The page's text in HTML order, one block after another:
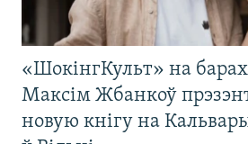
«ШокінгКульт» на
Максім Жбанкоў
новую кнігу на